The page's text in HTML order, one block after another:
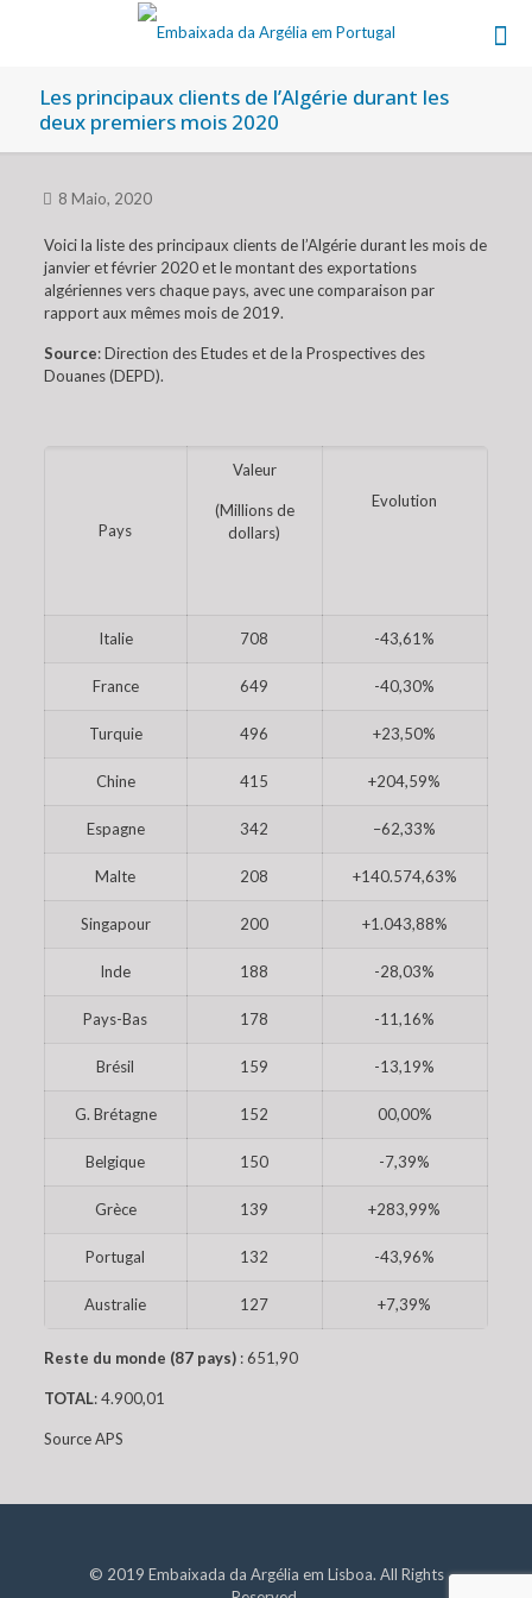
Les principaux clients de l’Algérie durant les
deux premiers mois 2020
8 Maio, 2020
Voici la liste des principaux clients de l’Algérie durant les mois de
janvier et février 2020 et le montant des exportations
algériennes vers chaque pays, avec une comparaison par
rapport aux mêmes mois de 2019.
Source: Direction des Etudes et de la Prospectives des
Douanes (DEPD).
Pays
Valeur
(Millions de
dollars)
Evolution
Italie 708 -43,61%
France 649 -40,30%
Turquie 496 +23,50%
Chine 415 +204,59%
Espagne 342 –62,33%
Malte 208 +140.574,63%
Singapour 200 +1.043,88%
Inde 188 -28,03%
Pays-Bas 178 -11,16%
Brésil 159 -13,19%
G. Brétagne 152 00,00%
Belgique 150 -7,39%
Grèce 139 +283,99%
Portugal 132 -43,96%
Australie 127 +7,39%
Reste du monde (87 pays): 651,90
TOTAL: 4.900,01
Source APS
© 2019 Embaixada da Argélia em Lisboa. All Rights